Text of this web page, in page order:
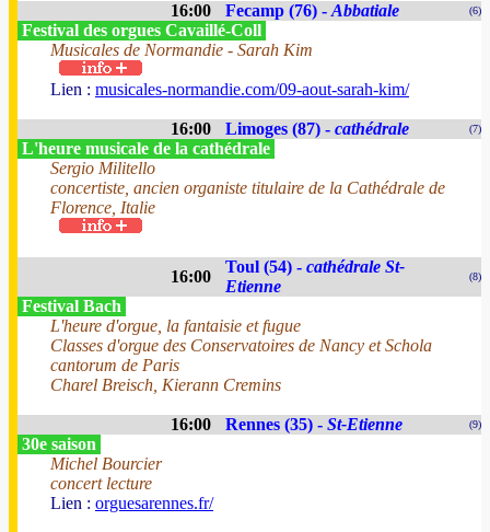
16:00 Fecamp (76) - Abbatiale (6)
Festival des orgues Cavaillé-Coll
Musicales de Normandie - Sarah Kim
Lien : musicales-normandie.com/09-aout-sarah-kim/
16:00 Limoges (87) - cathédrale (7)
L'heure musicale de la cathédrale
Sergio Militello
concertiste, ancien organiste titulaire de la Cathédrale de
Florence, Italie
16:00
Toul (54) - cathédrale St-
Etienne
(8)
Festival Bach
L'heure d'orgue, la fantaisie et fugue
Classes d'orgue des Conservatoires de Nancy et Schola
cantorum de Paris
Charel Breisch, Kierann Cremins
16:00 Rennes (35) - St-Etienne (9)
30e saison
Michel Bourcier
concert lecture
Lien : orguesarennes.fr/